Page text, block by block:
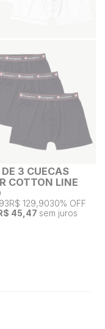
3 CUECAS
COTTON LINE
R$ 129,9030% OFF
45,47 sem juros